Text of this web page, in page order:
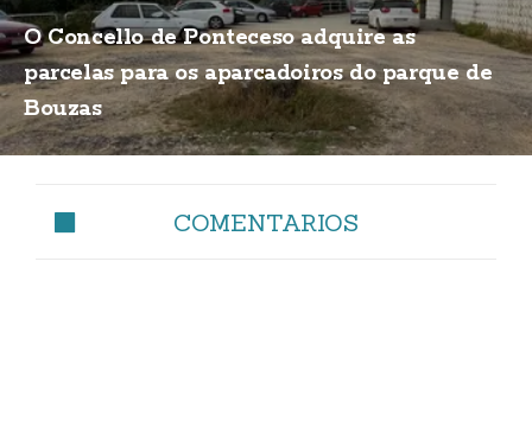
O Concello de Ponteceso adquire as
parcelas para os aparcadoiros do parque de
Bouzas
COMENTARIOS